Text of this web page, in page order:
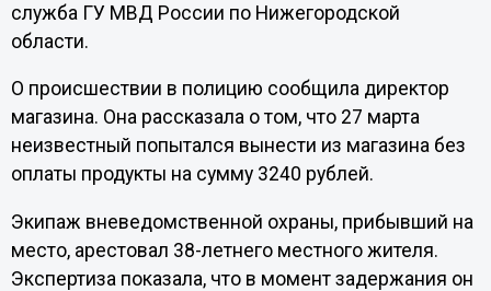
служба ГУ МВД России по Нижегородской
области.
О происшествии в полицию сообщила директор
магазина. Она рассказала о том, что 27 марта
неизвестный попытался вынести из магазина без
оплаты продукты на сумму 3240 рублей.
Экипаж вневедомственной охраны, прибывший на
место, арестовал 38-летнего местного жителя.
Экспертиза показала, что в момент задержания он